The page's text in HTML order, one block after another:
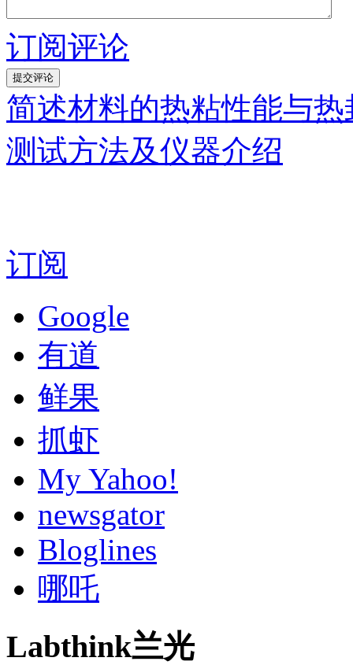
订阅评论
简述材料的热粘性能与热
测试方法及仪器介绍
订阅
Google
有道
鲜果
抓虾
My Yahoo!
newsgator
Bloglines
哪吒
Labthink兰光